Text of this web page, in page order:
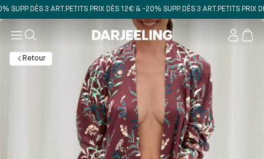
DÈS 3 ART.PETITS PRIX DÈS 12€ & -20% SUPP. DÈS 3 ART.PETITS PRIX DÈS
Mon
Retour